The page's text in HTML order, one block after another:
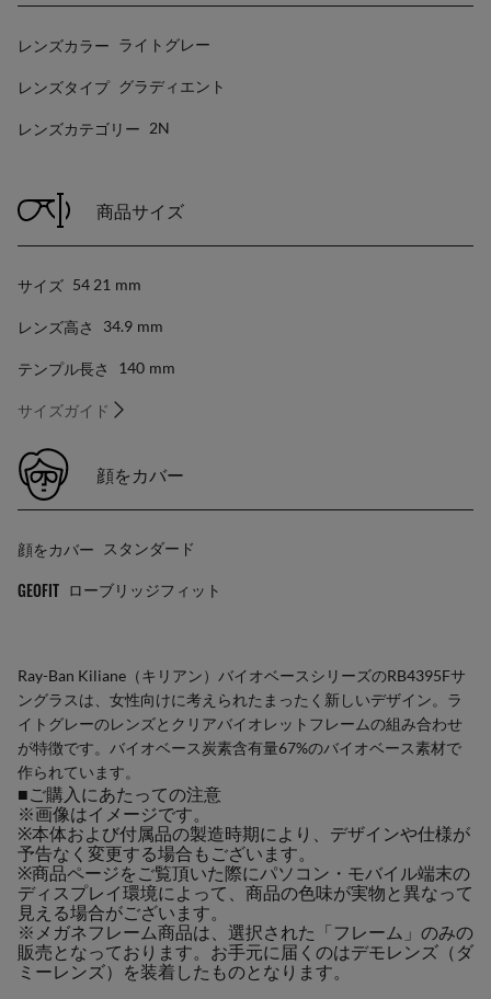
レンズカラー ライトグレー
レンズタイプ グラディエント
レンズカテゴリー 2N
商品サイズ
サイズ 54 21 Mm
レンズ高さ 34.9 Mm
テンプル長さ 140 Mm
サイズガイド
顔をカバー
顔をカバー スタンダード
GEOFIT ローブリッジフィット
Ray-Ban Kiliane（キリアン）バイオベースシリーズのRB4395Fサ
ングラスは、女性向けに考えられたまったく新しいデザイン。ラ
イトグレーのレンズとクリアバイオレットフレームの組み合わせ
が特徴です。バイオベース炭素含有量67%のバイオベース素材で
作られています。
■ご購入にあたっての注意
※画像はイメージです。
※本体および付属品の製造時期により、デザインや仕様が
予告なく変更する場合もございます。
※商品ページをご覧頂いた際にパソコン・モバイル端末の
ディスプレイ環境によって、商品の色味が実物と異なって
見える場合がございます。
※メガネフレーム商品は、選択された「フレーム」のみの
販売となっております。お手元に届くのはデモレンズ（ダ
ミーレンズ）を装着したものとなります。